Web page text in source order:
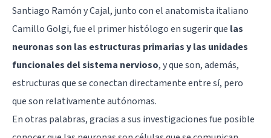
Santiago Ramón y Cajal, junto con el anatomista italiano
Camillo Golgi, fue el primer histólogo en sugerir que las
neuronas son las estructuras primarias y las unidades
funcionales del sistema nervioso, y que son, además,
estructuras que se conectan directamente entre sí, pero
que son relativamente autónomas.
En otras palabras, gracias a sus investigaciones fue posible